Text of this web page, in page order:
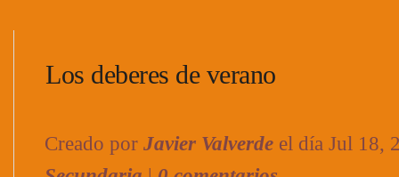
Los deberes de verano
Creado por Javier Valverde el día Jul 18,